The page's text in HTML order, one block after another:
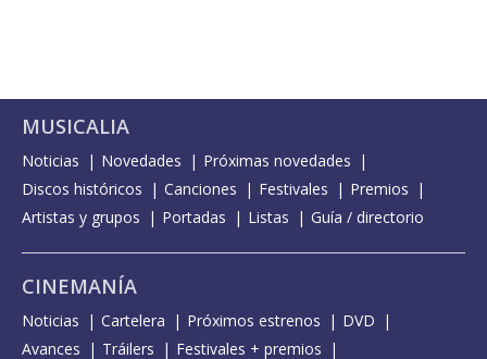
MUSICALIA
Noticias Novedades
Próximas novedades
Discos históricos
Canciones Festivales
Premios
Artistas y grupos
Portadas Listas Guía / directorio
CINEMANÍA
Noticias Cartelera Próximos estrenos
DVD
Avances
Tráilers
Festivales + premios